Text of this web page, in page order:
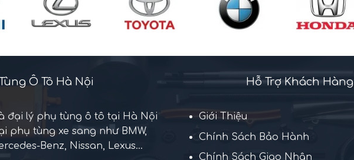
Ô Tô Hà Nội
đại lý phụ tùng ô tô tại Hà Nội
phụ tùng xe sang như BMW,
Benz, Nissan, Lexus...
Hỗ Trợ Khách Hàng
Giới Thiệu
Chính Sách Bảo Hành
Chính Sách Giao Nhận